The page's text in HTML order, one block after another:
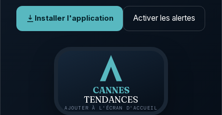
Installer l'application Activer les alertes
CANNES
TENDANCES
AJOUTER À L'ÉCRAN D'ACCUEIL